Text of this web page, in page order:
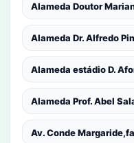
Alameda Doutor
Alameda Dr. Alfredo
Alameda estádio D.
Alameda Prof. Abel
Av. Conde